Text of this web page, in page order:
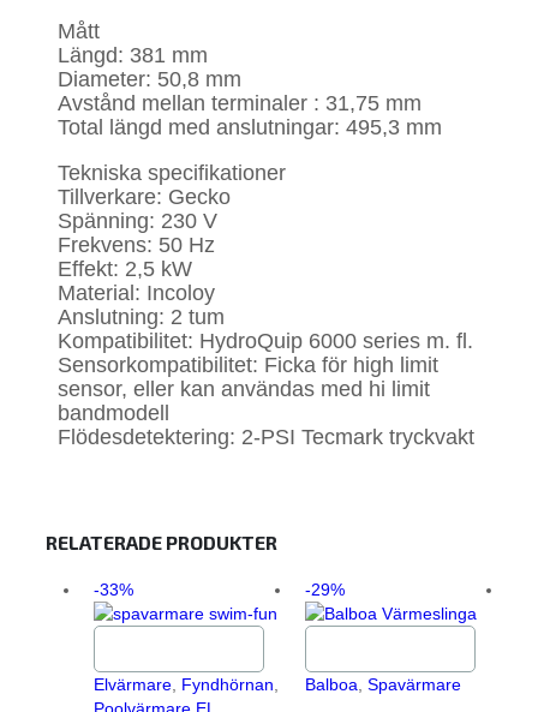
Mått
Längd: 381 mm
Diameter: 50,8 mm
Avstånd mellan terminaler : 31,75 mm
Total längd med anslutningar: 495,3 mm
Tekniska specifikationer
Tillverkare: Gecko
Spänning: 230 V
Frekvens: 50 Hz
Effekt: 2,5 kW
Material: Incoloy
Anslutning: 2 tum
Kompatibilitet: HydroQuip 6000 series m. fl.
Sensorkompatibilitet: Ficka för high limit
sensor, eller kan användas med hi limit
bandmodell
Flödesdetektering: 2-PSI Tecmark tryckvakt
RELATERADE PRODUKTER
-33%
Elvärmare Fyndhörnan
Poolvärmare EL
-29%
Balboa Spavärmare